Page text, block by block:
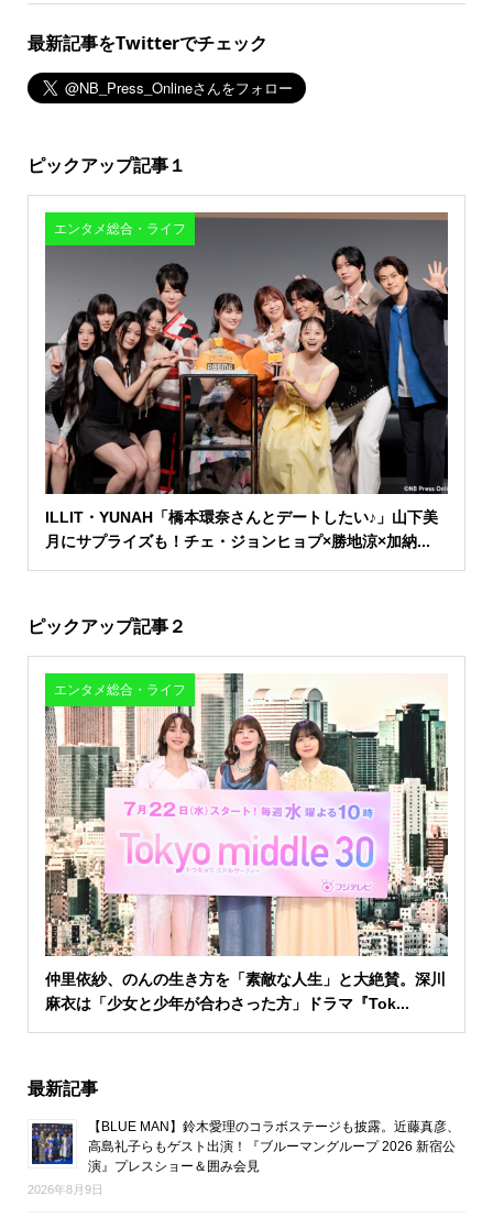
最新記事をTwitterでチェック
ピックアップ記事１
エンタメ総合・ライフ
ILLIT・YUNAH「橋本環奈さんとデートしたい♪」山下美
月にサプライズも！チェ・ジョンヒョプ×勝地涼×加納...
ピックアップ記事２
エンタメ総合・ライフ
仲里依紗、のんの生き方を「素敵な人生」と大絶賛。深川
麻衣は「少女と少年が合わさった方」ドラマ『Tok...
最新記事
【BLUE MAN】鈴木愛理のコラボステージも披露。近藤真彦、
高島礼子らもゲスト出演！『ブルーマングループ 2026 新宿公
演』プレスショー＆囲み会見
2026年8月9日